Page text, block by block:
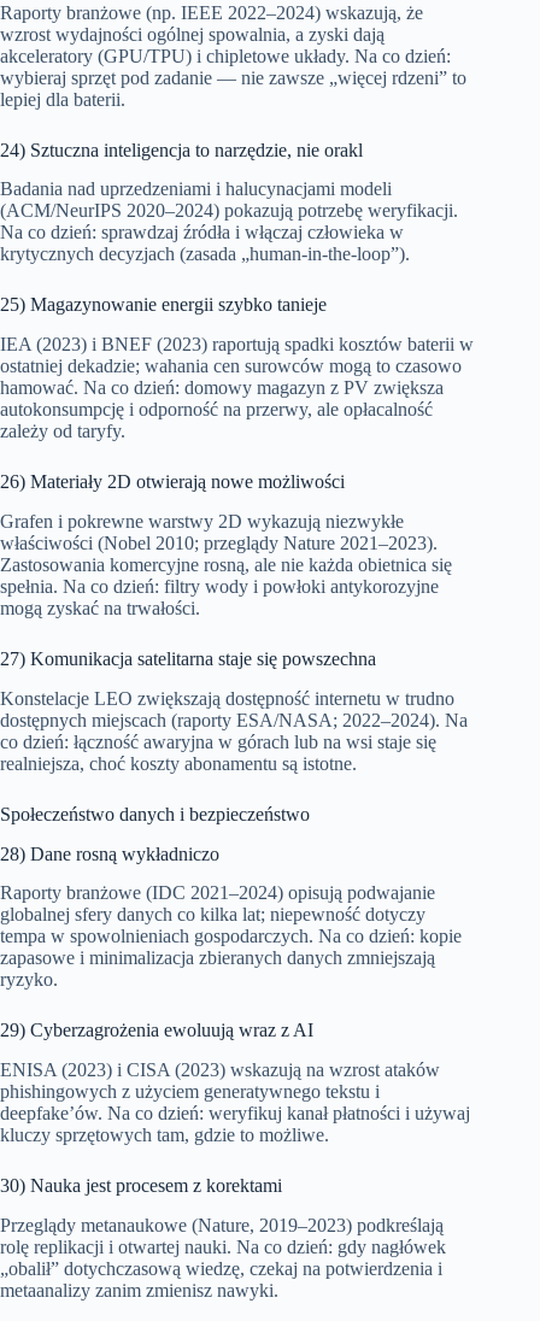
Raporty branżowe (np. IEEE 2022–2024) wskazują, że
wzrost wydajności ogólnej spowalnia, a zyski dają
akceleratory (GPU/TPU) i chipletowe układy. Na co dzień:
wybieraj sprzęt pod zadanie — nie zawsze „więcej rdzeni” to
lepiej dla baterii.
24) Sztuczna inteligencja to narzędzie, nie orakl
Badania nad uprzedzeniami i halucynacjami modeli
(ACM/NeurIPS 2020–2024) pokazują potrzebę weryfikacji.
Na co dzień: sprawdzaj źródła i włączaj człowieka w
krytycznych decyzjach (zasada „human-in-the-loop”).
25) Magazynowanie energii szybko tanieje
IEA (2023) i BNEF (2023) raportują spadki kosztów baterii w
ostatniej dekadzie; wahania cen surowców mogą to czasowo
hamować. Na co dzień: domowy magazyn z PV zwiększa
autokonsumpcję i odporność na przerwy, ale opłacalność
zależy od taryfy.
26) Materiały 2D otwierają nowe możliwości
Grafen i pokrewne warstwy 2D wykazują niezwykłe
właściwości (Nobel 2010; przeglądy Nature 2021–2023).
Zastosowania komercyjne rosną, ale nie każda obietnica się
spełnia. Na co dzień: filtry wody i powłoki antykorozyjne
mogą zyskać na trwałości.
27) Komunikacja satelitarna staje się powszechna
Konstelacje LEO zwiększają dostępność internetu w trudno
dostępnych miejscach (raporty ESA/NASA; 2022–2024). Na
co dzień: łączność awaryjna w górach lub na wsi staje się
realniejsza, choć koszty abonamentu są istotne.
Społeczeństwo danych i bezpieczeństwo
28) Dane rosną wykładniczo
Raporty branżowe (IDC 2021–2024) opisują podwajanie
globalnej sfery danych co kilka lat; niepewność dotyczy
tempa w spowolnieniach gospodarczych. Na co dzień: kopie
zapasowe i minimalizacja zbieranych danych zmniejszają
ryzyko.
29) Cyberzagrożenia ewoluują wraz z AI
ENISA (2023) i CISA (2023) wskazują na wzrost ataków
phishingowych z użyciem generatywnego tekstu i
deepfake’ów. Na co dzień: weryfikuj kanał płatności i używaj
kluczy sprzętowych tam, gdzie to możliwe.
30) Nauka jest procesem z korektami
Przeglądy metanaukowe (Nature, 2019–2023) podkreślają
rolę replikacji i otwartej nauki. Na co dzień: gdy nagłówek
„obalił” dotychczasową wiedzę, czekaj na potwierdzenia i
metaanalizy zanim zmienisz nawyki.